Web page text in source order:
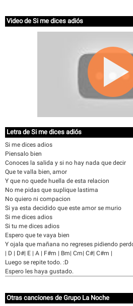
Video de Si me dices adiós
Letra de Si me dices adiós
Si me dices adios
Piensalo bien
Conoces la salida y si no hay nada que decir
Que te valla bien, amor
Y que no quede huella de esta relacion
No me pidas que suplique lastima
No quiero ni compacion
Si ya esta decidido que este amor se murio
Si me dices adios
Si tu me dices adios
Espero que te vaya bien
Y ojala que mañana no regreses pidiendo
| D | D#| E | A | F#m | Bm| Cm| C#| C#m |
Luego se repite todo. :D
Espero les haya gustado.
Otras canciones de Grupo La Noche